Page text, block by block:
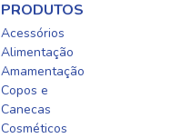
PRODUTOS
Acessórios
Alimentação
Amamentação
Copos e
Canecas
Cosméticos